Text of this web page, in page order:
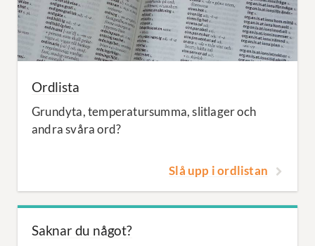
Ordlista
Grundyta, temperatursumma, slitlager och
andra svåra ord?
Slå upp i ordlistan
Saknar du något?